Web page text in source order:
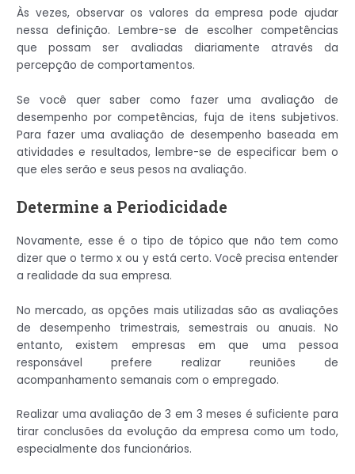
Às vezes, observar os valores da empresa pode ajudar
nessa definição. Lembre-se de escolher competências
que possam ser avaliadas diariamente através da
percepção de comportamentos.
Se você quer saber como fazer uma avaliação de
desempenho por competências, fuja de itens subjetivos.
Para fazer uma avaliação de desempenho baseada em
atividades e resultados, lembre-se de especificar bem o
que eles serão e seus pesos na avaliação.
Determine a Periodicidade
Novamente, esse é o tipo de tópico que não tem como
dizer que o termo x ou y está certo. Você precisa entender
a realidade da sua empresa.
No mercado, as opções mais utilizadas são as avaliações
de desempenho trimestrais, semestrais ou anuais. No
entanto, existem empresas em que uma pessoa
responsável prefere realizar reuniões de
acompanhamento semanais com o empregado.
Realizar uma avaliação de 3 em 3 meses é suficiente para
tirar conclusões da evolução da empresa como um todo,
especialmente dos funcionários.